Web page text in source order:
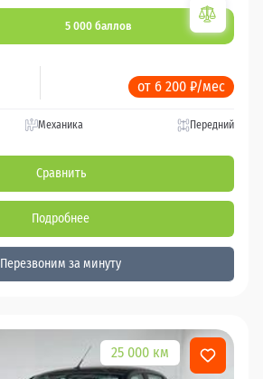
5 000 баллов
от 6 200 ₽/мес
Механика Передний
Сравнить
Подробнее
Перезвоним за минуту
25 000 км